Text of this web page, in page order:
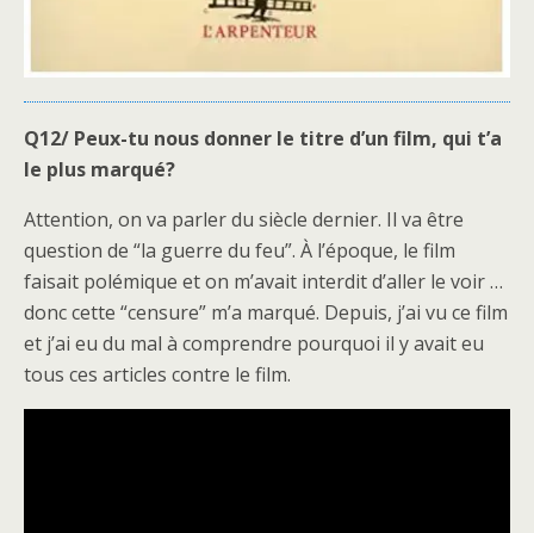
Q12/ Peux-tu nous donner le titre d’un film, qui t’a
le plus marqué?
Attention, on va parler du siècle dernier. Il va être
question de “la guerre du feu”. À l’époque, le film
faisait polémique et on m’avait interdit d’aller le voir …
donc cette “censure” m’a marqué. Depuis, j’ai vu ce film
et j’ai eu du mal à comprendre pourquoi il y avait eu
tous ces articles contre le film.